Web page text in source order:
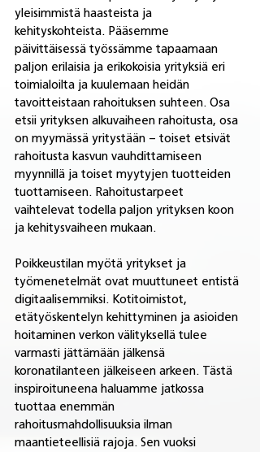
yleisimmistä haasteista ja
kehityskohteista. Pääsemme
päivittäisessä työssämme tapaamaan
paljon erilaisia ja erikokoisia yrityksiä eri
toimialoilta ja kuulemaan heidän
tavoitteistaan rahoituksen suhteen. Osa
etsii yrityksen alkuvaiheen rahoitusta, osa
on myymässä yritystään – toiset etsivät
rahoitusta kasvun vauhdittamiseen
myynnillä ja toiset myytyjen tuotteiden
tuottamiseen. Rahoitustarpeet
vaihtelevat todella paljon yrityksen koon
ja kehitysvaiheen mukaan.
Poikkeustilan myötä yritykset ja
työmenetelmät ovat muuttuneet entistä
digitaalisemmiksi. Kotitoimistot,
etätyöskentelyn kehittyminen ja asioiden
hoitaminen verkon välityksellä tulee
varmasti jättämään jälkensä
koronatilanteen jälkeiseen arkeen. Tästä
inspiroituneena haluamme jatkossa
tuottaa enemmän
rahoitusmahdollisuuksia ilman
maantieteellisiä rajoja. Sen vuoksi